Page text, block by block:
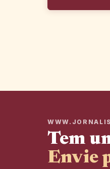
Tem
Envie